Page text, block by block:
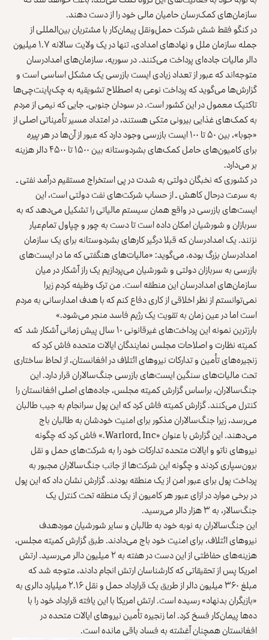
سازمان‌های کمک‌رسان حامیان مالی خود را از دست دهند.
در کنگو فقط شش شرکت حمل‌ونقل پیمان‌کار با مشتریان بین‌المللی از
جمله سازمان ملل و نهادهای امدادی، تنها در یک ولایت
سالانه ۱.۷ میلیون
دالرمالیات جاده‌ای پرداخت می‌کنند. در سوریه، سازمان‌های امدادرسان
متوجه‌اند که عبور از تعداد زیادی ایست بازرسی یک مشکل اساسی است و
گزارش‌ها می‌گوید که پرداخت نوعی به اصطلاح تشویقیه به چک‌پاینت‌چی‌ها
تاکتیک معمولدر این کشور است. در سودان جنوبی، جایی کهنیمی از مردم
به کمک‌های غذایی بیرونی متکی هستند، در امتداد مسیر تأمیناتی اصلی از
«جوبا»،بین ۵۰ تا ۱۰۰ ایست بازرسی وجود دارد که عبور از آن‌ها در هرپیره
برای کامیون‌های حامل کمک‌های بشردوستانه بین ۱۵۰۰ تا ۴۵۰۰ دالر هزینه
بر می‌دارد.
در کشوری که نخبگان دولتی به شدت در پی استخراج مستقیم درآمد نفتی ـ
به سرعت درحال کاهش ـ از حساب شرکت‌های نفت دولتی است، این
ایست‌های بازرسی در واقع همان سیستم مالیاتی را تشکیل می‌دهد که به
سربازان و شورشیان امکان داده است تا دست به چور و چپاول تمام‌عیار
نزنند. یک امدادرسان که قبلا درگیر کارهای بشردوستانه برای یک سازمان
امدادرسان بزرگ بوده، می‌گوید: «مالیات‌های هنگفتی که ما در ایست‌های
بازرسی به سربازان دولتی و شورشیان می‌پردازیم یک راز آشکار در میان
سازمان‌های امدادرسان این منطقه است. من ترک وظیفه کردم زیرا
نمی‌توانستم از نظر اخلاقی از کاری دفاع کنم که با هدف امدارسانی به مردم
است اما در عین زمان به تقویت یک رژیم فاسد منجر می‌شود.»
بارزترین نمونه این پرداخت‌های غیرقانونی ۱۰ سال پیش زمانی آشکار شد که
کمیته نظارت و اصلاحات مجلس نمایندگان ایالات متحده فاش کرد که
زنجیره‌های تأمین و تدارکات نیروهای ائتلاف در افغانستان، از لحاظ ساختاری
تحت مالیات‌های سنگین ایست‌های بازرسی جنگ‌سالاران قرار دارد. این
جنگ‌سالاران، براساس گزارش کمیته مجلس، جاده‌های اصلی افغانستان را
کنترل می‌کنند. گزارش کمیته فاش کرد که این پول سرانجام به جیب طالبان
می‌رسد، زیرا جنگ‌سالاران مذکور برای امنیت خودشان به طالبان باج
می‌دهند. این گزارش با عنوان «Warlord, Inc.» فاش کرد که چگونه
نیروهای ناتو و ایالات متحده تدارکات خود را به شرکت‌های حمل و نقل
برون‌سپاری کردند و چگونه این شرکت‌ها از جانب جنگ‌سالاران مجبور به
پرداخت پول برای عبور امن از یک منطقه بودند. گزارش نشان داد که این پول
در برخی موارد در ازای عبور هر کامیون از یک منطقه تحت کنترل یک
جنگ‌سالار، به ۳ هزار دالر می‌رسید.
این جنگ‌سالاران به نوبه خود به طالبان و سایر شورشیان موردهدف
نیروهای ائتلاف، برای امنیت خود باج می‌دادند. طبق گزارش کمیته مجلس،
هزینه‌های حفاظتی از این دست در هفته به ۲ میلیون دالر می‌رسید. ارتش
امریکا پس از تحقیقاتی که کارشناسان ارتش انجام دادند، متوجه شد که
مبلغ ۳۶۰ میلیون دالر
از طریق یک قرارداد حمل و نقل ۲.۱۶ میلیارد دالری به
«بازیگران بدنهاد» رسیده است. ارتش امریکا با این یافته قرارداد خود را با
ده‌ها پیمان‌کار فسخ کرد. اما زنجیره تأمین نیروهای ایالات متحده در
افغانستان همچنان آغشته بهفسادباقی مانده است.